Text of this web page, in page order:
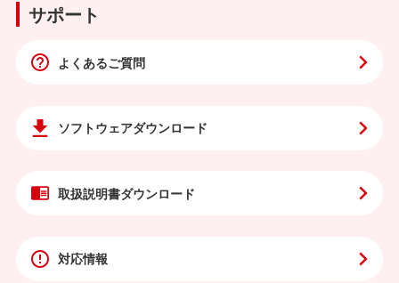
サポート
よくあるご質問
ソフトウェアダウンロード
取扱説明書ダウンロード
対応情報